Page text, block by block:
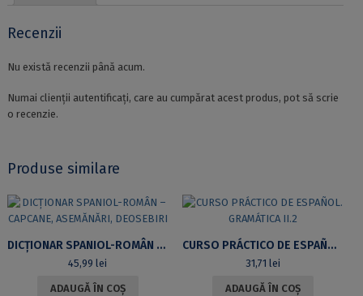
ROUMAINS
Recenzii
Nu există recenzii până acum.
Numai clienții autentificați, care au cumpărat acest produs, pot să scrie
o recenzie.
Produse similare
DICȚIONAR SPANIOL-ROMÂN – CAPCANE, ASEMĂNĂRI, DEOSEBIRI
45,99lei
ADAUGĂ ÎN COȘ
CURSO PRÁCTICO DE ESPAÑOL. GRAMÁTICA II.2
31,71lei
ADAUGĂ ÎN COȘ